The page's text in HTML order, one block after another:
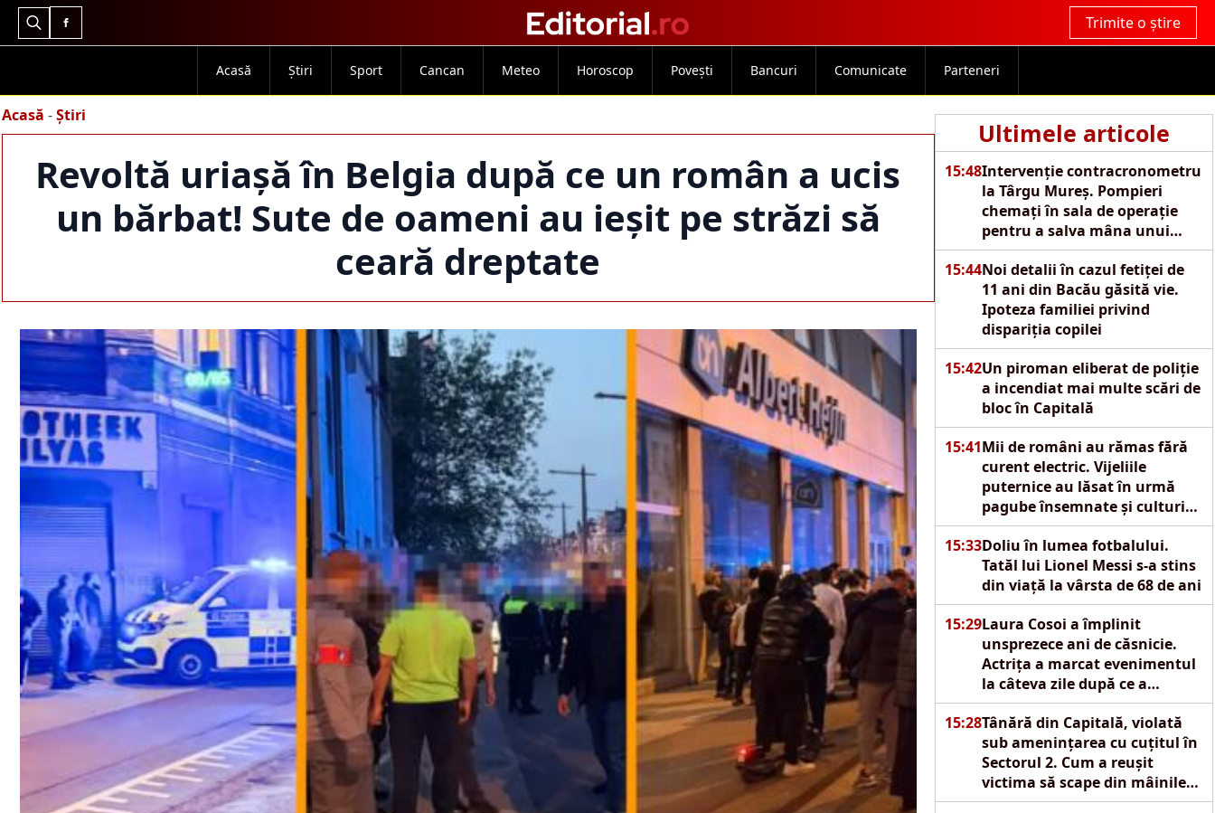
Search
Trimite o știre
Acasă Știri Sport Cancan Meteo Horoscop Povești Bancuri Comunicate Parteneri
Acasă -Știri
Revoltă uriașă în Belgia după ce un român a ucis
un bărbat! Sute de oameni au ieșit pe străzi să
ceară dreptate
Ultimele articole
15:48Intervenție contracronometru
la Târgu Mureș. Pompieri
chemați în sala de operație
pentru a salva mâna unui
copil de doi ani
15:44Noi detalii în cazul fetiței de
11 ani din Bacău găsită vie.
Ipoteza familiei privind
dispariția copilei
15:42Un piroman eliberat de poliție
a incendiat mai multe scări de
bloc în Capitală
15:41Mii de români au rămas fără
curent electric. Vijeliile
puternice au lăsat în urmă
pagube însemnate și culturi
distruse
15:33Doliu în lumea fotbalului.
Tatăl lui Lionel Messi s-a stins
din viață la vârsta de 68 de ani
15:29Laura Cosoi a împlinit
unsprezece ani de căsnicie.
Actrița a marcat evenimentul
la câteva zile după ce a
devenit mamă pentru a cincea
oară
15:28Tânără din Capitală, violată
sub amenințarea cu cuțitul în
Sectorul 2. Cum a reușit
victima să scape din mâinile
agresorului